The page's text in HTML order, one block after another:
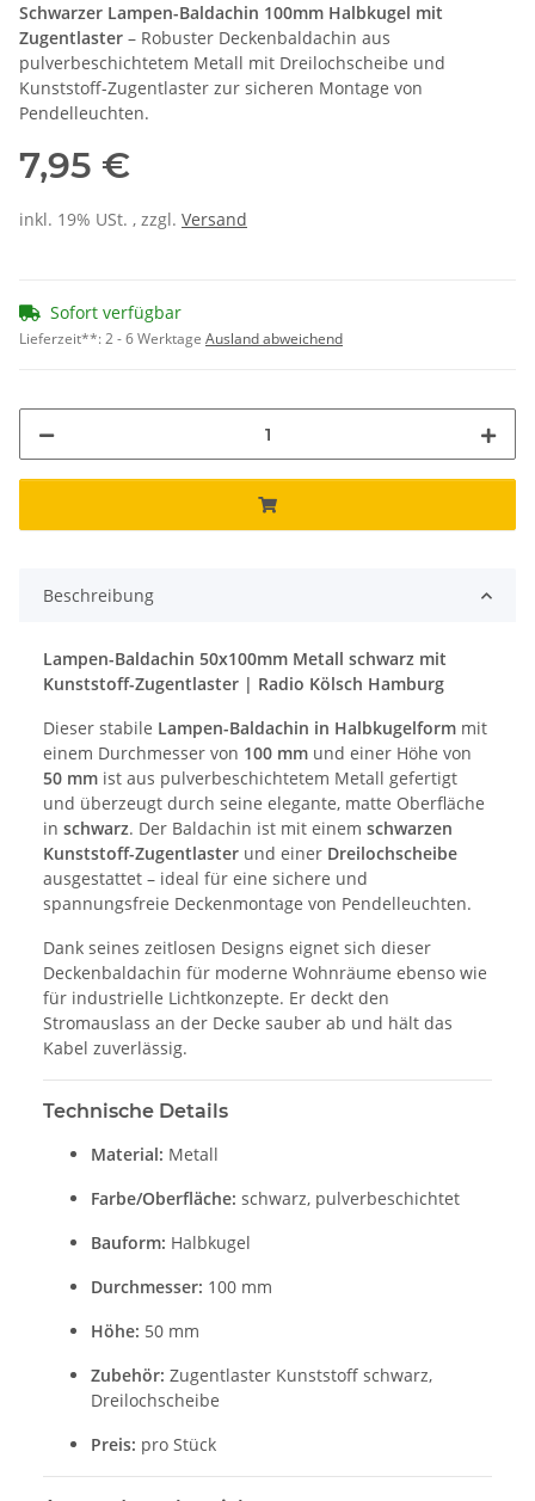
Schwarzer Lampen-Baldachin 100mm Halbkugel mit
Zugentlaster – Robuster Deckenbaldachin aus
pulverbeschichtetem Metall mit Dreilochscheibe und
Kunststoff-Zugentlaster zur sicheren Montage von
Pendelleuchten.
7,95 €
inkl. 19% USt. , zzgl. Versand
Sofort verfügbar
Lieferzeit**:2 - 6 Werktage Ausland abweichend
Beschreibung
Lampen-Baldachin 50x100mm Metall schwarz mit
Kunststoff-Zugentlaster | Radio Kölsch Hamburg
Dieser stabile Lampen-Baldachin in Halbkugelform mit
einem Durchmesser von 100 mm und einer Höhe von
50 mm ist aus pulverbeschichtetem Metall gefertigt
und überzeugt durch seine elegante, matte Oberfläche
in schwarz. Der Baldachin ist mit einem schwarzen
Kunststoff-Zugentlaster und einer Dreilochscheibe
ausgestattet – ideal für eine sichere und
spannungsfreie Deckenmontage von Pendelleuchten.
Dank seines zeitlosen Designs eignet sich dieser
Deckenbaldachin für moderne Wohnräume ebenso wie
für industrielle Lichtkonzepte. Er deckt den
Stromauslass an der Decke sauber ab und hält das
Kabel zuverlässig.
Technische Details
Material: Metall
Farbe/Oberfläche: schwarz, pulverbeschichtet
Bauform: Halbkugel
Durchmesser: 100 mm
Höhe: 50 mm
Zubehör: Zugentlaster Kunststoff schwarz,
Dreilochscheibe
Preis: pro Stück